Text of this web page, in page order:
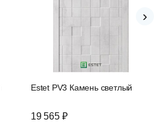
Estet PV3 Камень светлый
19 565 ₽
›